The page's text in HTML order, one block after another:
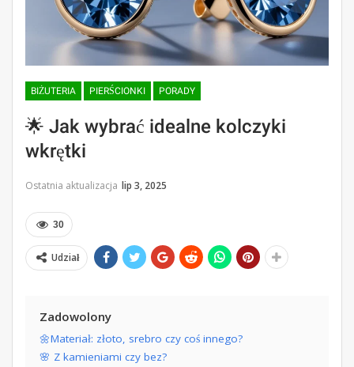
BIŻUTERIA PIERŚCIONKI PORADY
🌟 Jak wybrać idealne kolczyki
wkrętki
Ostatnia aktualizacja lip 3, 2025
30
Udział
Zadowolony
🌼Materiał: złoto, srebro czy coś innego?
🌸 Z kamieniami czy bez?